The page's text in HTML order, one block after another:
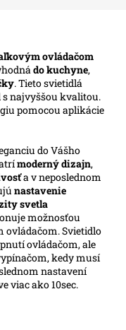
ovládačom
do kuchyne,
.Tieto svietidlá
najvyššou kvalitou.
pomocou aplikácie
do Vášho
moderný dizajn,
a v neposlednom
nastavenie
svetla
možnosťou
ovládačom. Svietidlo
ovládačom, ale
kedy musí
nastavení
viac ako 10sec.